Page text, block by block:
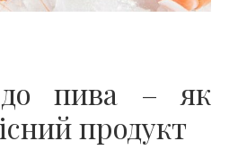
до пива – як
продукт